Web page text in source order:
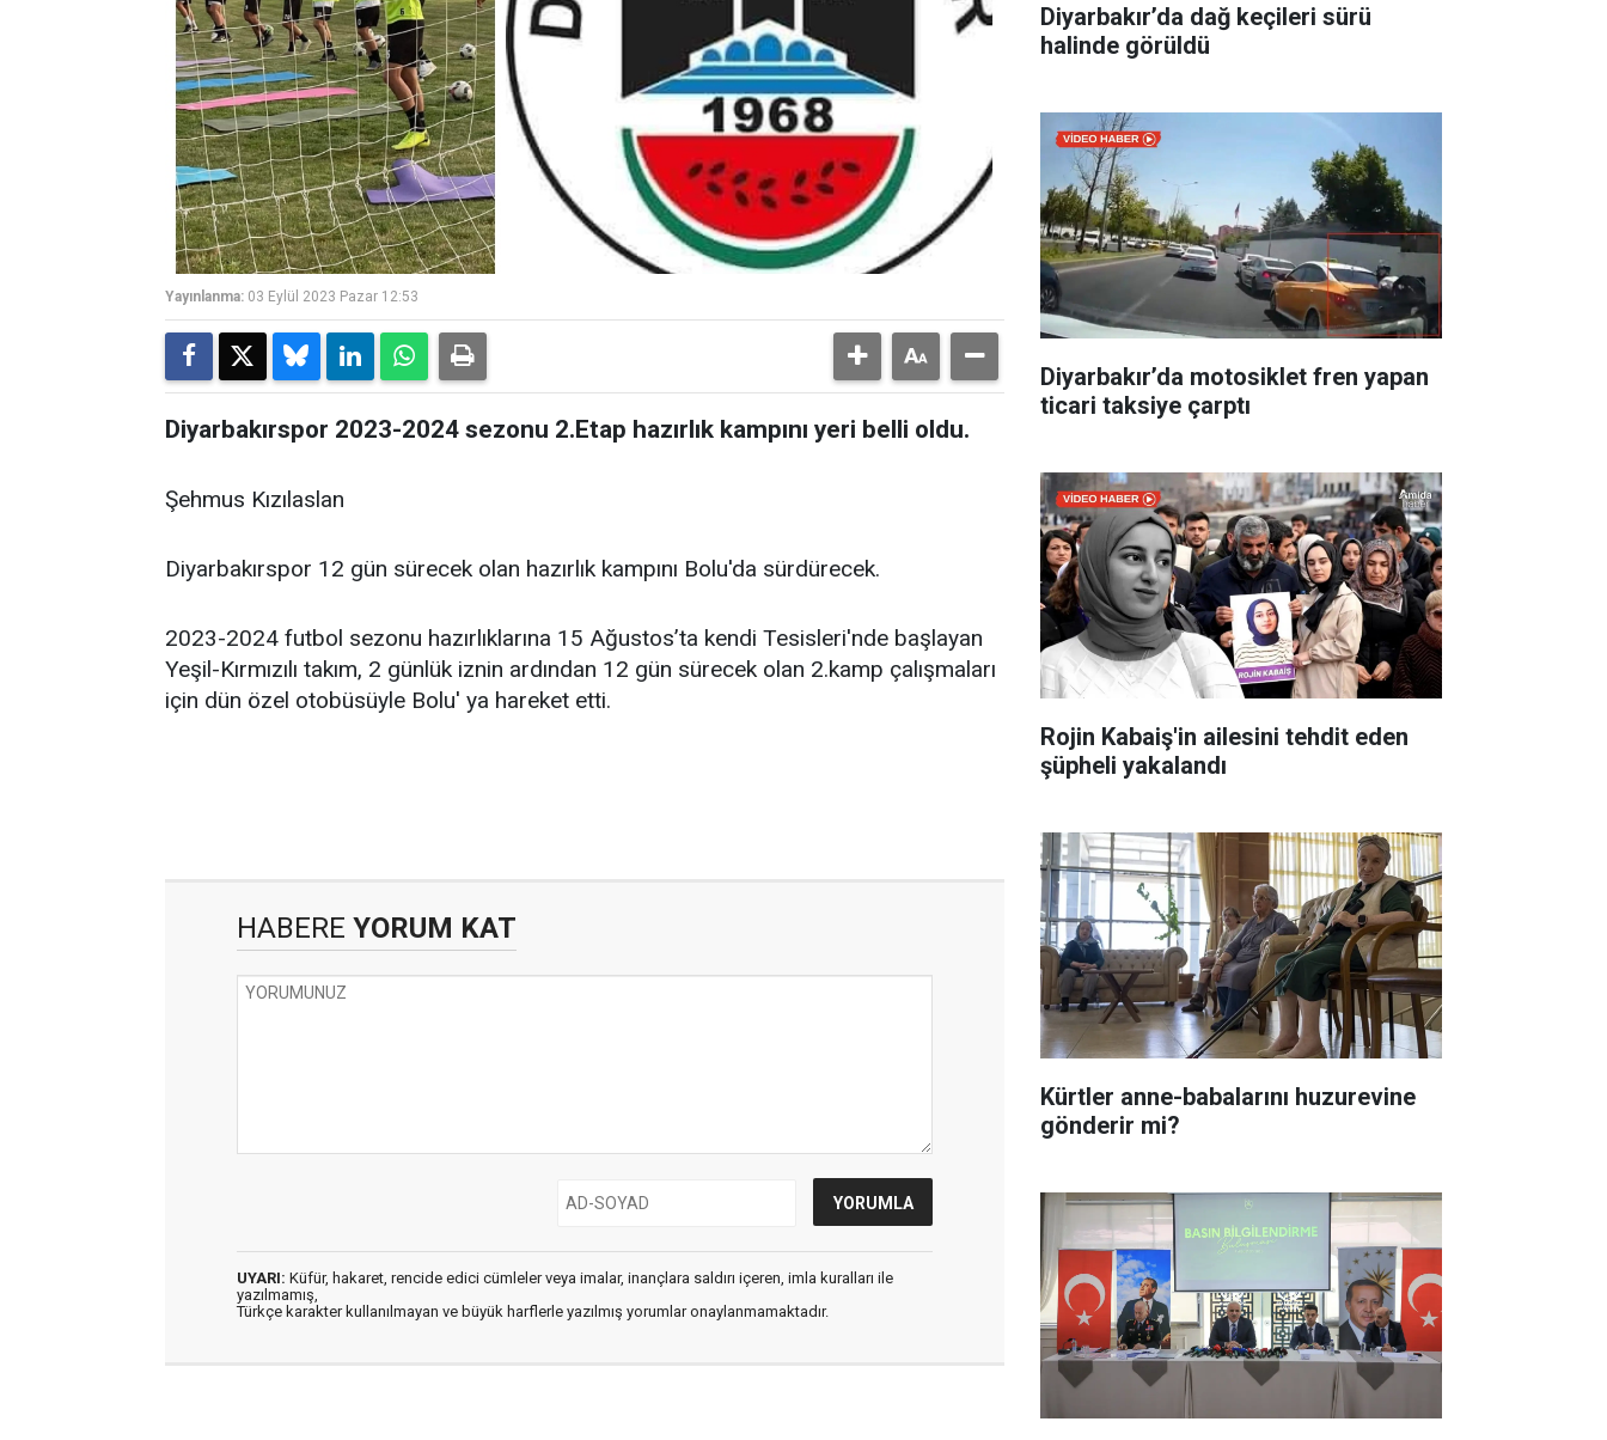
Yayınlanma: 03 Eylül 2023 Pazar 12:53
Diyarbakırspor 2023-2024 sezonu 2.Etap hazırlık kampını yeri belli oldu.
Şehmus Kızılaslan
Diyarbakırspor 12 gün sürecek olan hazırlık kampını Bolu'da sürdürecek.
2023-2024 futbol sezonu hazırlıklarına 15 Ağustos’ta kendi Tesisleri'nde başlayan
Yeşil-Kırmızılı takım, 2 günlük iznin ardından 12 gün sürecek olan 2.kamp çalışmaları
için dün özel otobüsüyle Bolu' ya hareket etti.
HABERE YORUM KAT
UYARI: Küfür, hakaret, rencide edici cümleler veya imalar, inançlara saldırı içeren, imla kuralları ile
yazılmamış,
Türkçe karakter kullanılmayan ve büyük harflerle yazılmış yorumlar onaylanmamaktadır.
Diyarbakır’da dağ keçileri sürü
halinde görüldü
Diyarbakır’da motosiklet fren yapan
ticari taksiye çarptı
Rojin Kabaiş'in ailesini tehdit eden
şüpheli yakalandı
Kürtler anne-babalarını huzurevine
gönderir mi?